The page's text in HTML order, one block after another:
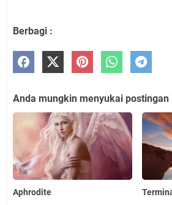
Berbagi :
Anda mungkin menyukai postingan
Aphrodite